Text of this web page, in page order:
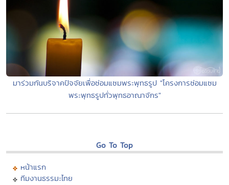
มาร่วมกันบริจาคปัจจัยเพื่อซ่อมแซมพระพุทธรูป "โครงการซ่อมแซม
พระพุทธรูปทั่วพุทธอาณาจักร"
Go To Top
หน้าแรก
ทีมงานธรรมะไทย